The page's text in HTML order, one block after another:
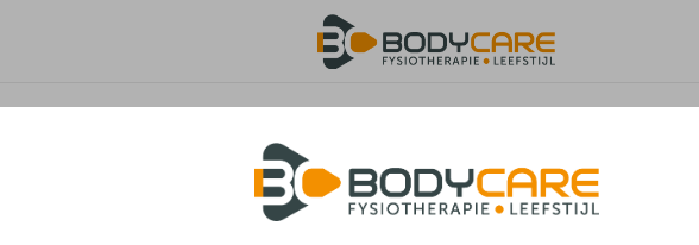
in Son en Breugel
waarvan men de precieze oorzaak nog niet weet en